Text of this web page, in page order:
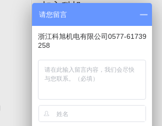
加入科旭
品牌入驻
请您留言
浙江科旭机电有限公司0577-61739
258